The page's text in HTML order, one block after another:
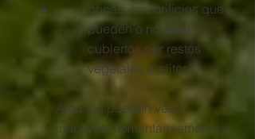
bocas: son orificios que
pueden o no estar
cubiertos por restos
vegetales (palitos).
Algunos pueden verse
inactivos momentáneamente y